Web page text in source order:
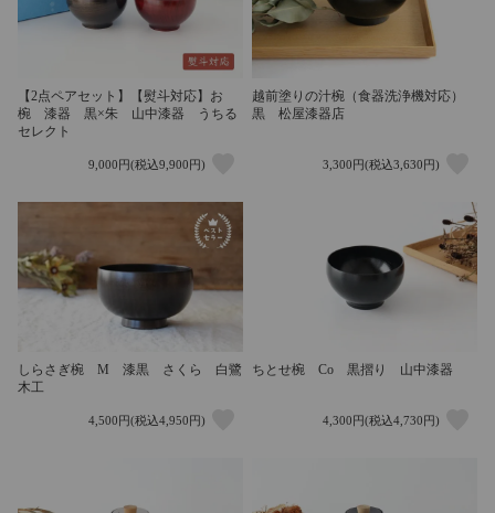
【2点ペアセット】【熨斗対応】お
椀 漆器 黒×朱 山中漆器 うちる
セレクト
9,000円(税込9,900円)
越前塗りの汁椀（食器洗浄機対応）
黒 松屋漆器店
3,300円(税込3,630円)
しらさぎ椀 M 漆黒 さくら 白鷺
木工
4,500円(税込4,950円)
ちとせ椀 Co 黒摺り 山中漆器
4,300円(税込4,730円)